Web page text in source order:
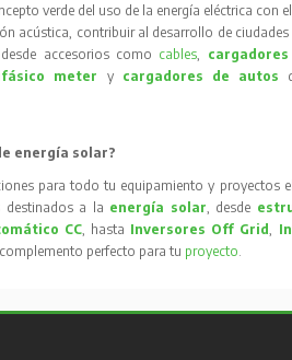
verde del uso de la energía eléctrica con
acústica, contribuir al desarrollo de ciudades
accesorios como cables,
meter y cargadores de autos
energía solar?
para todo tu equipamiento y proyectos
destinados a la energía solar, desde
CC, hasta Inversores Off Grid,
perfecto para tu proyecto.